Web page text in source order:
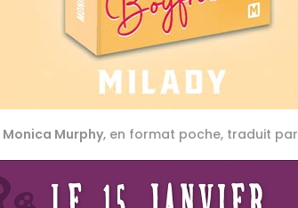
Monica Murphy, en format poche, traduit par